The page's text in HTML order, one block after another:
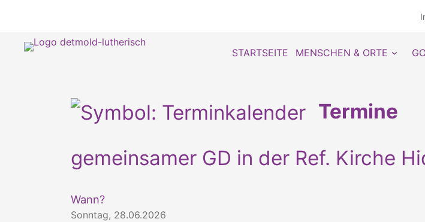
STARTSEITE MENSCHEN & ORTE
Termine
gemeinsamer GD in der Ref. Kirche
Wann?
Sonntag, 28.06.2026